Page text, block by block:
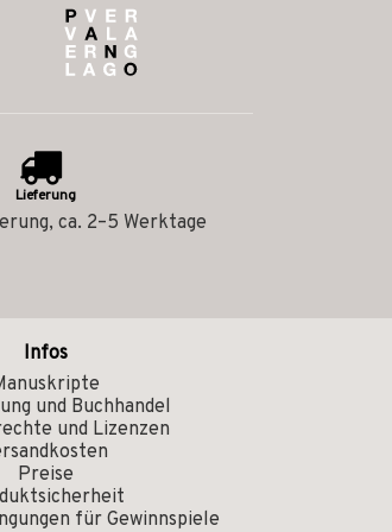
Lieferung
ca. 2–5 Werktage
Infos
und Buchhandel
und Lizenzen
Preise
für Gewinnspiele